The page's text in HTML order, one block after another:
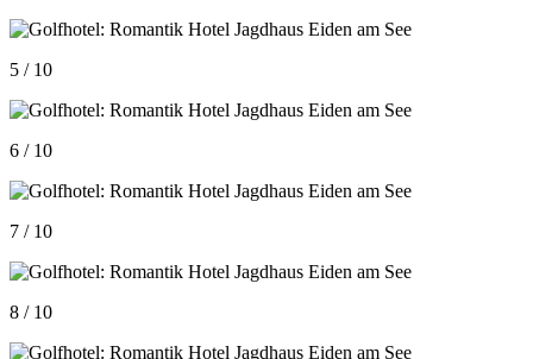
5 / 10
6 / 10
7 / 10
8 / 10